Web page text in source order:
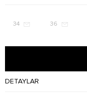
34 36
DETAYLAR